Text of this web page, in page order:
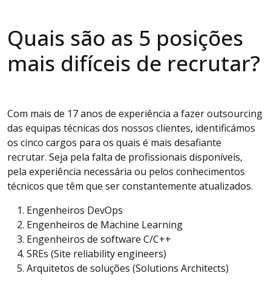
Quais são as 5 posições
mais difíceis de recrutar?
Com mais de 17 anos de experiência a fazer outsourcing
das equipas técnicas dos nossos clientes, identificámos
os cinco cargos para os quais é mais desafiante
recrutar. Seja pela falta de profissionais disponíveis,
pela experiência necessária ou pelos conhecimentos
técnicos que têm que ser constantemente atualizados.
Engenheiros DevOps
Engenheiros de Machine Learning
Engenheiros de software C/C++
SREs (Site reliability engineers)
Arquitetos de soluções (Solutions Architects)